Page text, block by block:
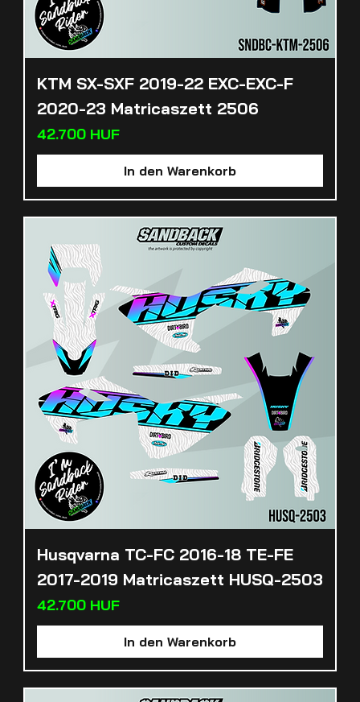
KTM SX-SXF 2019-22 EXC-EXC-F
2020-23 Matricaszett 2506
Preis
42.700 HUF
In den Warenkorb
Husqvarna TC-FC 2016-18 TE-FE
2017-2019 Matricaszett HUSQ-2503
Preis
42.700 HUF
In den Warenkorb